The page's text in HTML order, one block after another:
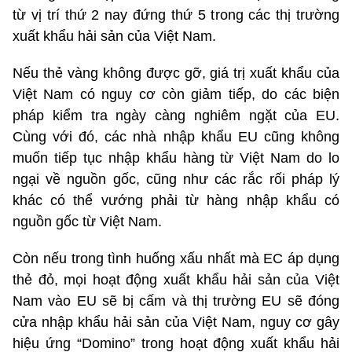
từ vị trí thứ 2 nay đứng thứ 5 trong các thị trường
xuất khẩu hải sản của Việt Nam.
Nếu thẻ vàng không được gỡ, giá trị xuất khẩu của
Việt Nam có nguy cơ còn giảm tiếp, do các biện
pháp kiểm tra ngày càng nghiêm ngặt của EU.
Cùng với đó, các nhà nhập khẩu EU cũng không
muốn tiếp tục nhập khẩu hàng từ Việt Nam do lo
ngại về nguồn gốc, cũng như các rắc rối pháp lý
khác có thể vướng phải từ hàng nhập khẩu có
nguồn gốc từ Việt Nam.
Còn nếu trong tình huống xấu nhất mà EC áp dụng
thẻ đỏ, mọi hoạt động xuất khẩu hải sản của Việt
Nam vào EU sẽ bị cấm và thị trường EU sẽ đóng
cửa nhập khẩu hải sản của Việt Nam, nguy cơ gây
hiệu ứng “Domino” trong hoạt động xuất khẩu hải